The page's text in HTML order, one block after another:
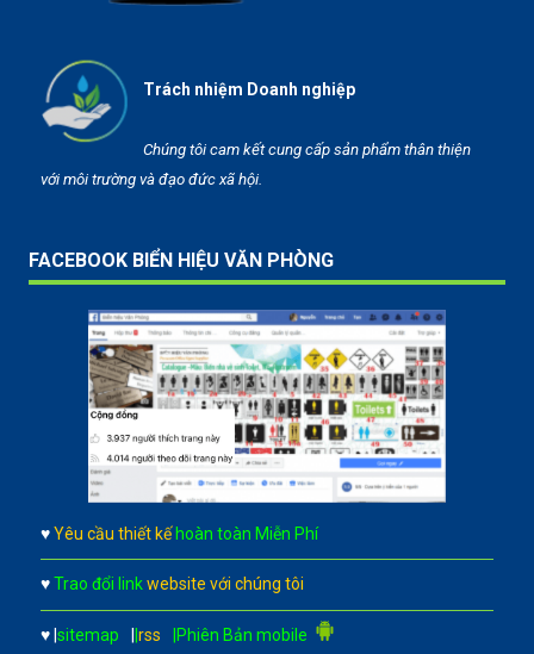
Trách nhiệm Doanh nghiệp
Chúng tôi cam kết cung cấp sản phẩm thân thiện
với môi trường và đạo đức xã hội.
FACEBOOK BIỂN HIỆU VĂN PHÒNG
♥ Yêu cầu thiết kế hoàn toàn Miễn Phí
♥ Trao đổi link website với chúng tôi
♥ |sitemap |rss |Phiên Bản mobile